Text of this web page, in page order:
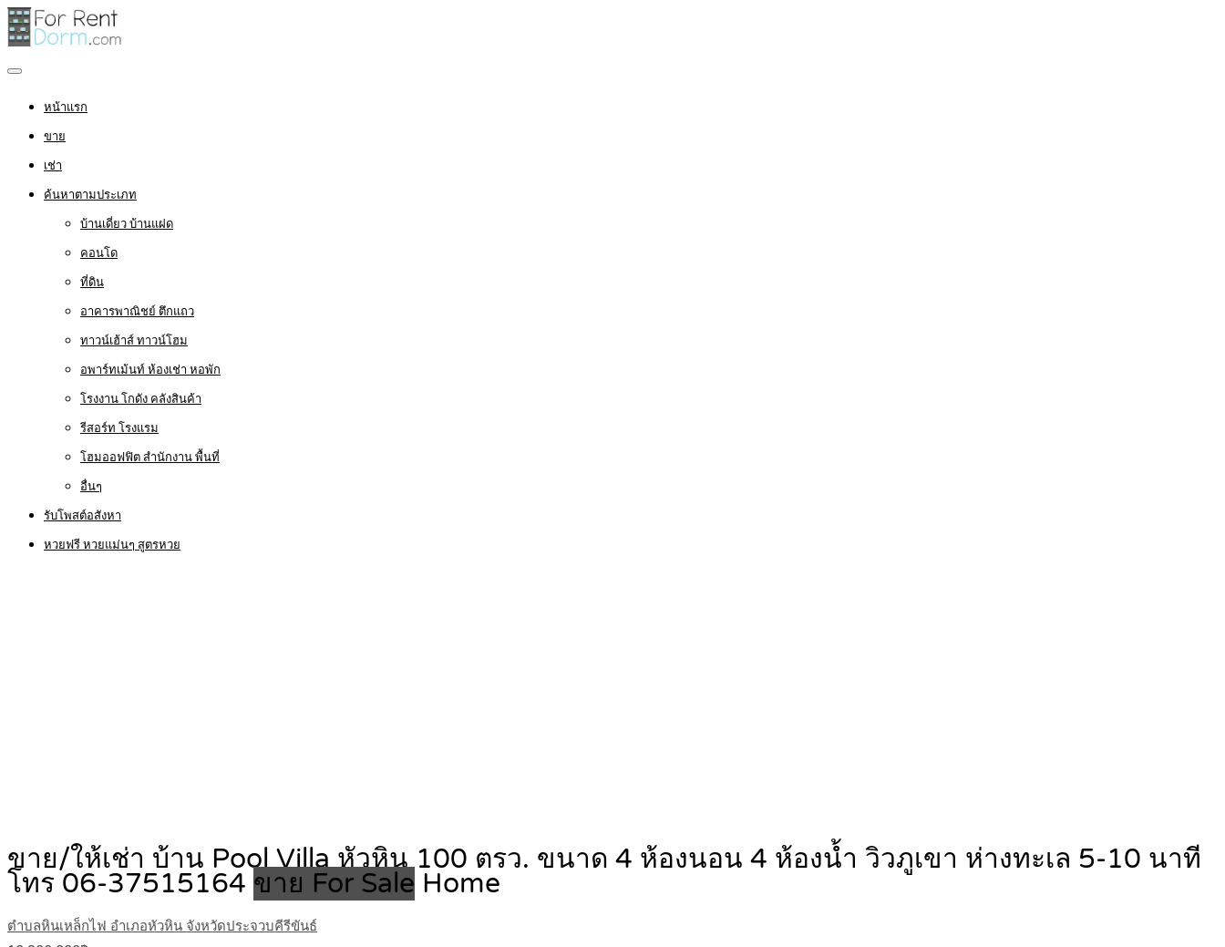
หน้าแรก
ขาย
เช่า
ค้นหาตามประเภท
บ้านเดี่ยว บ้านแฝด
คอนโด
ที่ดิน
อาคารพาณิชย์ ตึกแถว
ทาวน์เฮ้าส์ ทาวน์โฮม
อพาร์ทเม้นท์ ห้องเช่า หอพัก
โรงงาน โกดัง คลังสินค้า
รีสอร์ท โรงแรม
โฮมออฟฟิต สำนักงาน พื้นที่
อื่นๆ
รับโพสต์อสังหา
หวยฟรี หวยแม่นๆ สูตรหวย
ขาย/ให้เช่า บ้าน Pool Villa หัวหิน 100 ตรว. ขนาด 4 ห้องนอน 4 ห้องน้ำ วิวภูเขา ห่างทะเล 5-10 นาที
โทร 06-37515164 ขาย For Sale Home
ตำบลหินเหล็กไฟ อำเภอหัวหิน จังหวัดประจวบคีรีขันธ์